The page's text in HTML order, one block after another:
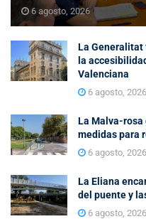
6 agosto, 2026
La Generalitat
la
Valenciana
6 agosto, 2026
La Malva-rosa
medidas para
6 agosto, 2026
La Eliana
del puente y
6 agosto, 2026